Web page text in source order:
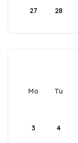
27 28
Mo Tu
3 4